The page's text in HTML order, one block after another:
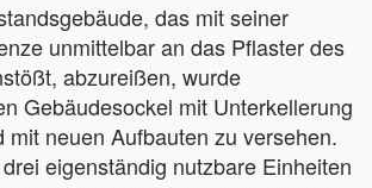
das mit seiner
unmittelbar an das Pflaster des
abzureißen, wurde
Gebäudesockel mit Unterkellerung
mit neuen Aufbauten zu versehen.
eigenständig nutzbare Einheiten